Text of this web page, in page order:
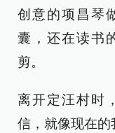
创意的项昌琴
囊，还在读书
剪。
离开定汪村时
信，就像现在的